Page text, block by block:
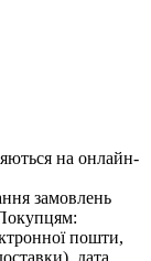
на онлайн-
замовлень
пошти,
дата